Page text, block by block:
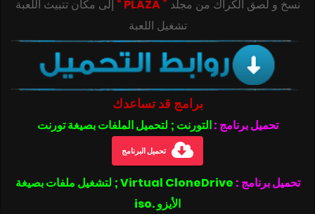
‎‫نسخ و لصق الكراك من مجلد ” PLAZA “
تشغيل اللعبة
برامج قد تساعدك
تحميل برنامج :التورنت ; لتحميل الملفات بصيغة تورنت
تحميل البرنامج
تحميل برنامج :
Virtual CloneDrive ; لتشغيل ملفات بصيغة
الأيزو .iso